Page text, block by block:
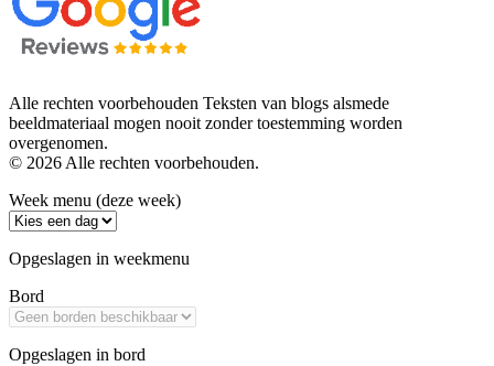
Alle rechten voorbehouden Teksten van blogs alsmede
beeldmateriaal mogen nooit zonder toestemming worden
overgenomen.
© 2026 Alle rechten voorbehouden.
Week menu (deze week)
Opgeslagen in weekmenu
Bord
Opgeslagen in bord